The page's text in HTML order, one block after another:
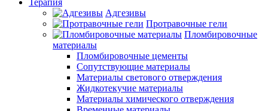
Терапия
Адгезивы
Протравочные гели
Пломбировочные
материалы
Пломбировочные цементы
Сопутствующие материалы
Материалы светового отверждения
Жидкотекучие материалы
Материалы химического отверждения